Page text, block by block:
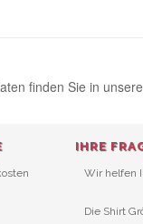
finden Sie in
IHRE
Wir helfen
Die Shirt